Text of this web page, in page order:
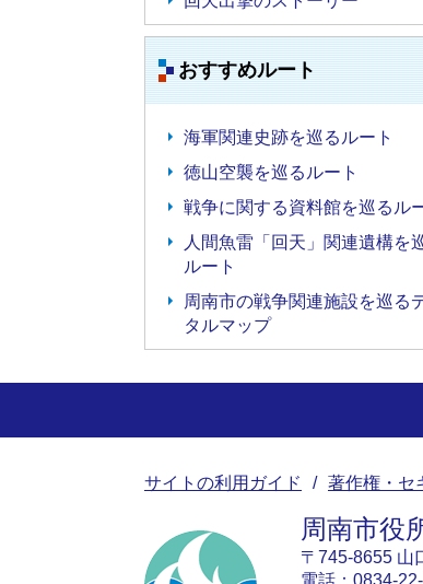
おすすめルート
海軍関連史跡を巡るルート
徳山空襲を巡るルート
戦争に関する資料館を巡るル
人間魚雷「回天」関連遺構を
ルート
周南市の戦争関連施設を巡る
タルマップ
サイトの利用ガイド 著作権・セ
周南市役
〒745-8655 山
電話：0834-